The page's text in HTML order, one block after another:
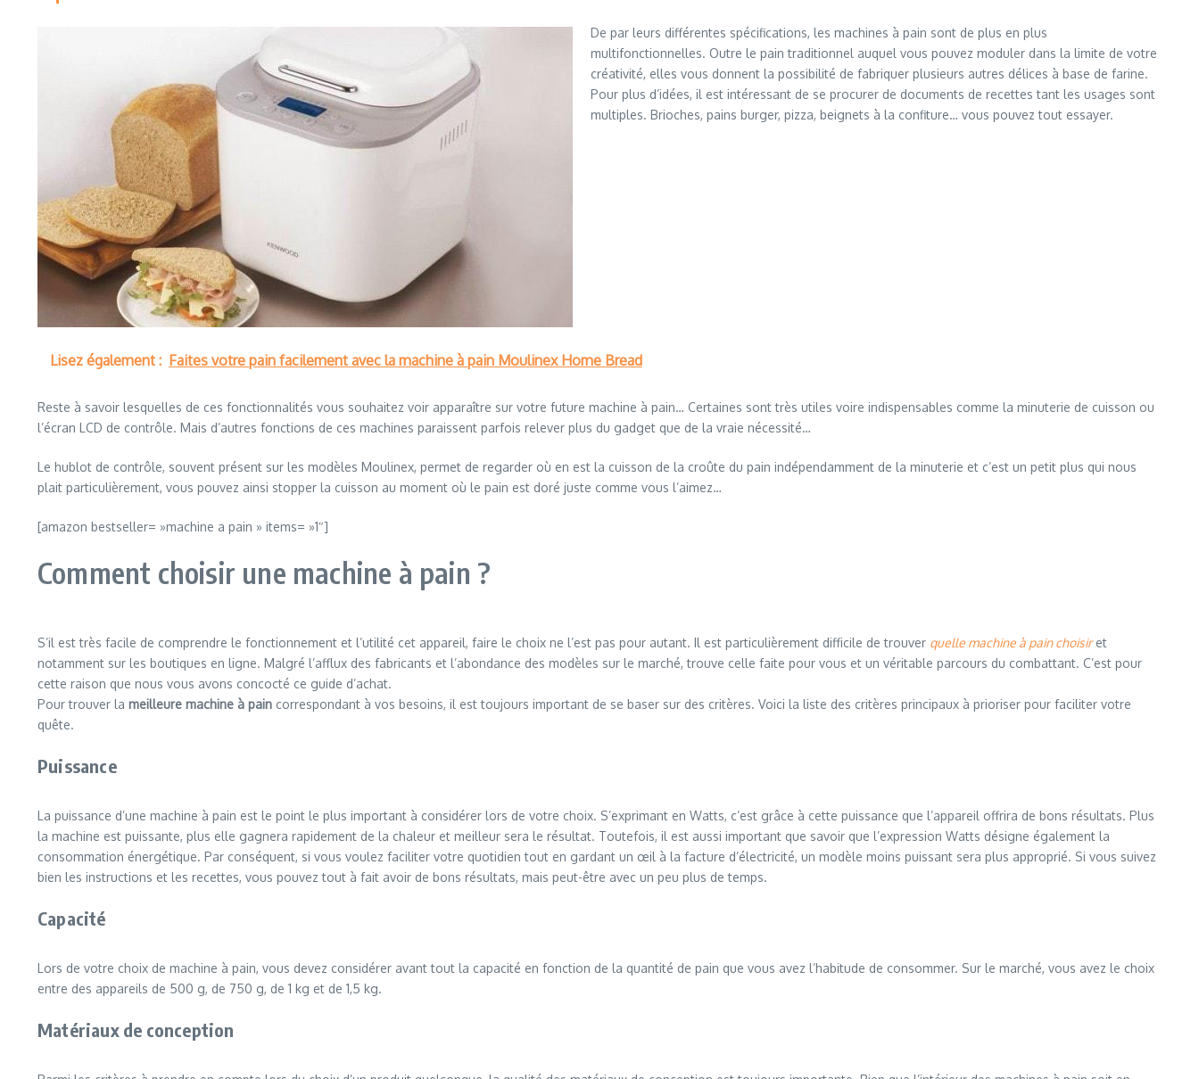
De par leurs différentes spécifications, les machines à pain sont de plus en plus
multifonctionnelles. Outre le pain traditionnel auquel vous pouvez moduler dans la limite de votre
créativité, elles vous donnent la possibilité de fabriquer plusieurs autres délices à base de farine.
Pour plus d’idées, il est intéressant de se procurer de documents de recettes tant les usages sont
multiples. Brioches, pains burger, pizza, beignets à la confiture… vous pouvez tout essayer.
Lisez également : Faites votre pain facilement avec la machine à pain Moulinex Home Bread
Reste à savoir lesquelles de ces fonctionnalités vous souhaitez voir apparaître sur votre future machine à pain… Certaines sont très utiles voire indispensables comme la minuterie de cuisson ou
l’écran LCD de contrôle. Mais d’autres fonctions de ces machines paraissent parfois relever plus du gadget que de la vraie nécessité…
Le hublot de contrôle, souvent présent sur les modèles Moulinex, permet de regarder où en est la cuisson de la croûte du pain indépendamment de la minuterie et c’est un petit plus qui nous
plait particulièrement, vous pouvez ainsi stopper la cuisson au moment où le pain est doré juste comme vous l’aimez…
[amazon bestseller= »machine a pain » items= »1″]
Comment choisir une machine à pain ?
S’il est très facile de comprendre le fonctionnement et l’utilité cet appareil, faire le choix ne l’est pas pour autant. Il est particulièrement difficile de trouver quelle machine à pain choisiret
notamment sur les boutiques en ligne. Malgré l’afflux des fabricants et l’abondance des modèles sur le marché, trouve celle faite pour vous et un véritable parcours du combattant. C’est pour
cette raison que nous vous avons concocté ce guide d’achat.
Pour trouver la meilleure machine à pain correspondant à vos besoins, il est toujours important de se baser sur des critères. Voici la liste des critères principaux à prioriser pour faciliter votre
quête.
Puissance
La puissance d’une machine à pain est le point le plus important à considérer lors de votre choix. S’exprimant en Watts, c’est grâce à cette puissance que l’appareil offrira de bons résultats. Plus
la machine est puissante, plus elle gagnera rapidement de la chaleur et meilleur sera le résultat. Toutefois, il est aussi important que savoir que l’expression Watts désigne également la
consommation énergétique. Par conséquent, si vous voulez faciliter votre quotidien tout en gardant un œil à la facture d’électricité, un modèle moins puissant sera plus approprié. Si vous suivez
bien les instructions et les recettes, vous pouvez tout à fait avoir de bons résultats, mais peut-être avec un peu plus de temps.
Capacité
Lors de votre choix de machine à pain, vous devez considérer avant tout la capacité en fonction de la quantité de pain que vous avez l’habitude de consommer. Sur le marché, vous avez le choix
entre des appareils de 500 g, de 750 g, de 1 kg et de 1,5 kg.
Matériaux de conception